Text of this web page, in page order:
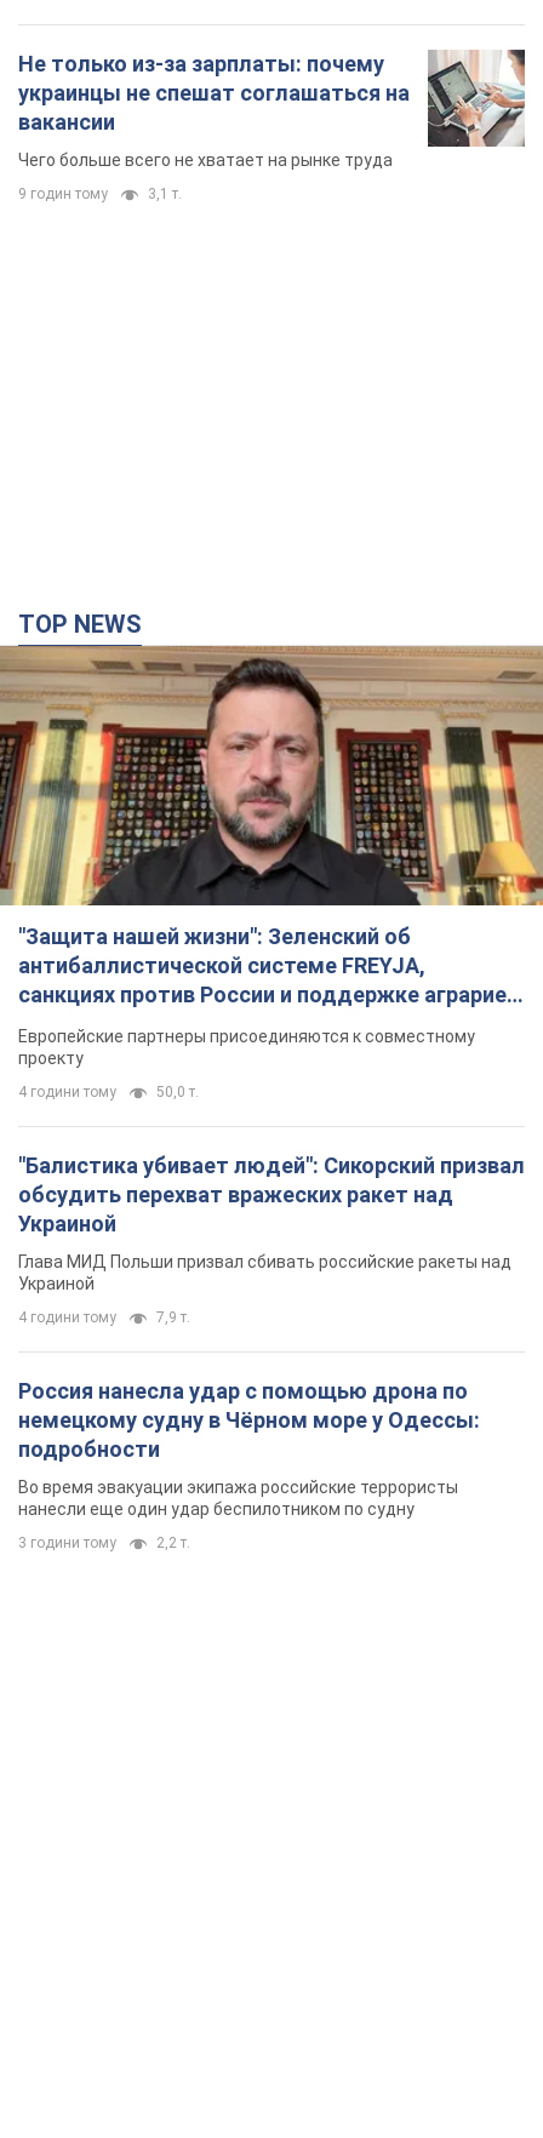
Не только из-за зарплаты: почему
украинцы не спешат соглашаться на
вакансии
Чего больше всего не хватает на рынке труда
9 годин тому 3,1 т.
TOP NEWS
"Защита нашей жизни": Зеленский об
антибаллистической системе FREYJA,
санкциях против России и поддержке аграриев.
Видео
Европейские партнеры присоединяются к совместному
проекту
4 години тому 50,0 т.
"Балистика убивает людей": Сикорский призвал
обсудить перехват вражеских ракет над
Украиной
Глава МИД Польши призвал сбивать российские ракеты над
Украиной
4 години тому 7,9 т.
Россия нанесла удар с помощью дрона по
немецкому судну в Чёрном море у Одессы:
подробности
Во время эвакуации экипажа российские террористы
нанесли еще один удар беспилотником по судну
3 години тому 2,2 т.